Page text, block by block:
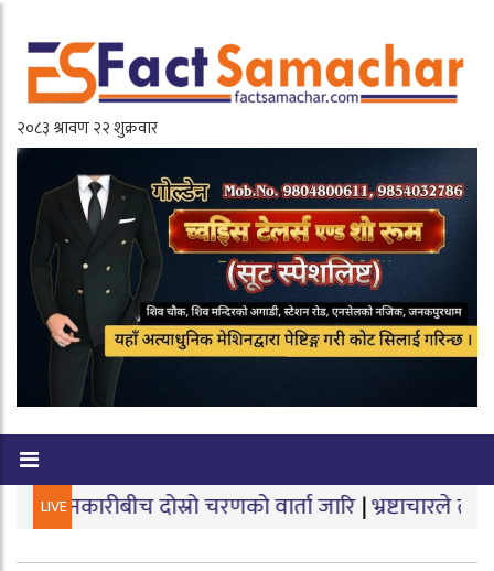
LIVE
दोस्रो चरणको वार्ता जारि|भ्रष्टाचारले तुहियो